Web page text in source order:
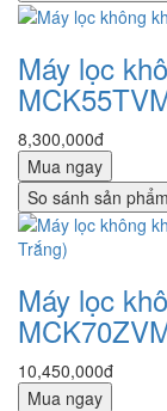
Máy lọc
8,300,000đ
Mua ngay
So sánh sản phẩm
Máy lọc
10,450,000đ
Mua ngay